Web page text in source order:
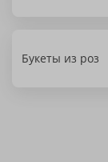
Букеты из роз